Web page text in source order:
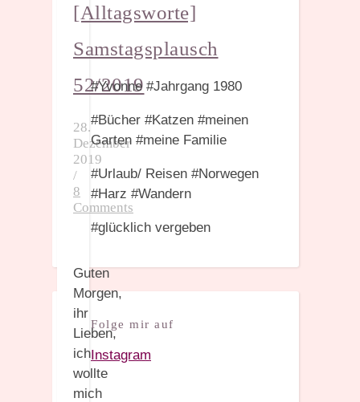
[Alltagsworte]
Samstagsplausch
52/2019
28.
Dezember
2019
/
8
Comments
Guten
Morgen,
ihr
Lieben,
ich
wollte
mich
#Yvonne #Jahrgang 1980
#Bücher #Katzen #meinen
Garten #meine Familie
#Urlaub/ Reisen #Norwegen
#Harz #Wandern
#glücklich vergeben
Folge mir auf
Instagram